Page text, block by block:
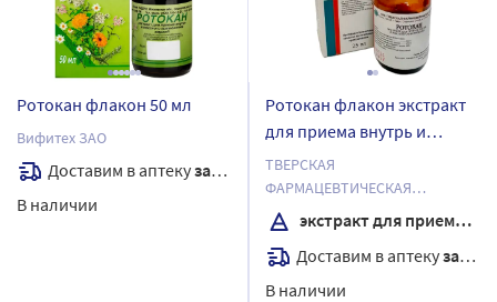
Ротокан флакон 50 мл
Вифитех ЗАО
Доставим в аптекузавтра
В наличии
Ротокан флакон экстракт
для приема внутрь и
местного применения 25
мл
ТВЕРСКАЯ
ФАРМАЦЕВТИЧЕСКАЯ
ФАБРИКА ОАО
экстракт для приема внутрь и местного применения
Доставим в аптекузавтра
В наличии